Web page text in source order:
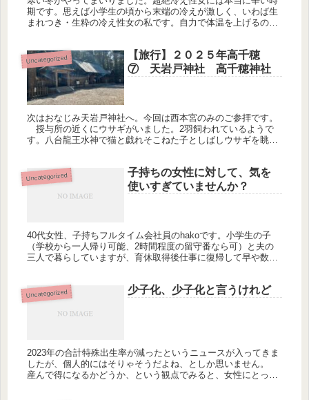
期です。思えば小学生の頃から末端の冷えが激しく、いわば生
まれつき・生粋の冷え性女の私です。自力で体温を上げるのは
Uncategorized
【旅行】２０２５年高千穂
⑦ 天岩戸神社 高千穂神社
次はおなじみ天岩戸神社へ。今回は西本宮のみのご参拝です。
授与所の近くにウサギがいました。2羽飼われているようで
す。八台龍王水神で猫と戯れそこねた子としばしウサギを眺め
Uncategorized
子持ちの女性に対して、気を
使いすぎていませんか？
40代女性、子持ちフルタイム会社員のhakoです。小学生の子
（学校から一人帰り可能、2時間程度の留守番なら可）と夫の
三人で暮らしていますが、育休取得後仕事に復帰して早や数
Uncategorized 少子化、少子化と言うけれど
2023年の合計特殊出生率が減ったというニュースが入ってきま
したが、個人的にはそりゃそうだよね、としか思いません。
産んで得になるかどうか、という観点でみると、女性にとって